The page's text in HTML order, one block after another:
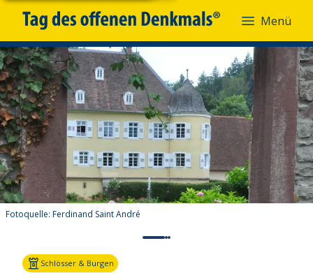
Menü
Fotoquelle: Ferdinand Saint André
Schlösser & Burgen